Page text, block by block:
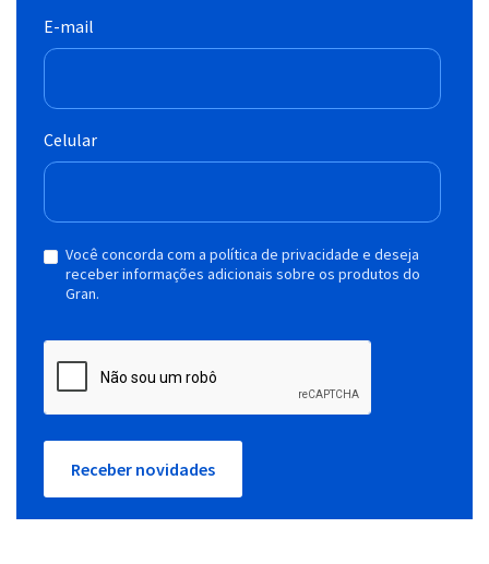
E-mail
Celular
Você concorda com a política de privacidade e deseja
receber informações adicionais sobre os produtos do
Gran.
Receber novidades